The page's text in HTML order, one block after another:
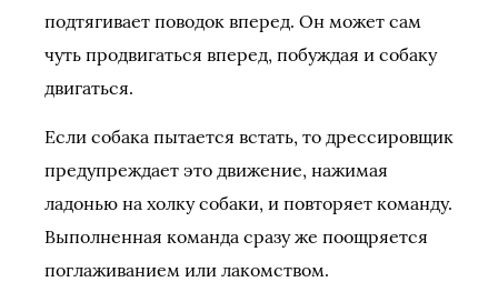
подтягивает поводок вперед. Он может сам
чуть продвигаться вперед, побуждая и собаку
двигаться.
Если собака пытается встать, то дрессировщик
предупреждает это движение, нажимая
ладонью на холку собаки, и повторяет команду.
Выполненная команда сразу же поощряется
поглаживанием или лакомством.